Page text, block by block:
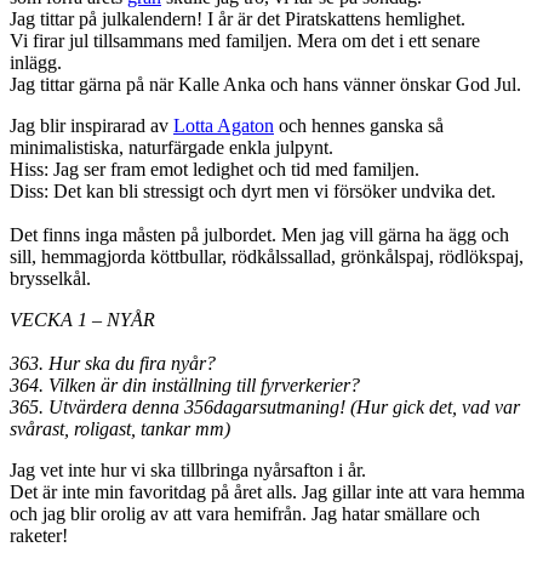
Jag tittar på julkalendern! I år är det Piratskattens hemlighet.
Vi firar jul tillsammans med familjen. Mera om det i ett senare
inlägg.
Jag tittar gärna på när Kalle Anka och hans vänner önskar God Jul.
Jag blir inspirarad av Lotta Agaton och hennes ganska så
minimalistiska, naturfärgade enkla julpynt.
Hiss: Jag ser fram emot ledighet och tid med familjen.
Diss: Det kan bli stressigt och dyrt men vi försöker undvika det.
Det finns inga måsten på julbordet. Men jag vill gärna ha ägg och
sill, hemmagjorda köttbullar, rödkålssallad, grönkålspaj, rödlökspaj,
brysselkål.
VECKA 1 – NYÅR
363. Hur ska du fira nyår?
364. Vilken är din inställning till fyrverkerier?
365. Utvärdera denna 356dagarsutmaning! (Hur gick det, vad var
svårast, roligast, tankar mm)
Jag vet inte hur vi ska tillbringa nyårsafton i år.
Det är inte min favoritdag på året alls. Jag gillar inte att vara hemma
och jag blir orolig av att vara hemifrån. Jag hatar smällare och
raketer!